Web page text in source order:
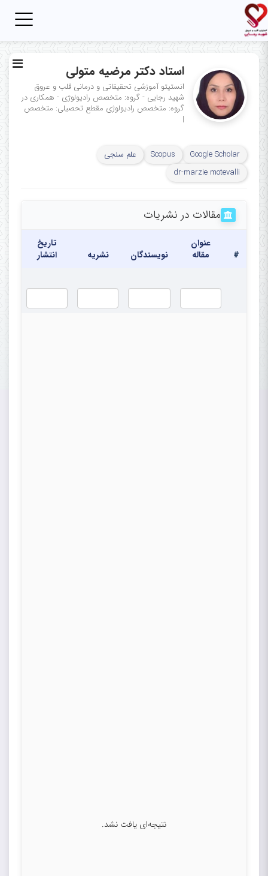
استاد دکتر مرضیه متولی
انستیتو آموزشی تحقیقاتی و درمانی قلب و عروق
شهید رجایی - گروه: متخصص رادیولوژی - همکاری در
گروه: متخصص رادیولوژی مقطع تحصیلی: متخصص
|
Google Scholar
Scopus
علم سنجی
dr-marzie motevalli
مقالات در نشریات
#
عنوان
مقاله
نویسندگان نشریه
تاریخ
انتشار
نتیجه‌ای یافت نشد.